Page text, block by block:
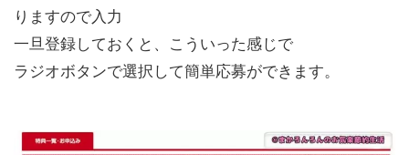
りますので入力
一旦登録しておくと、こういった感じで
ラジオボタンで選択して簡単応募ができます。